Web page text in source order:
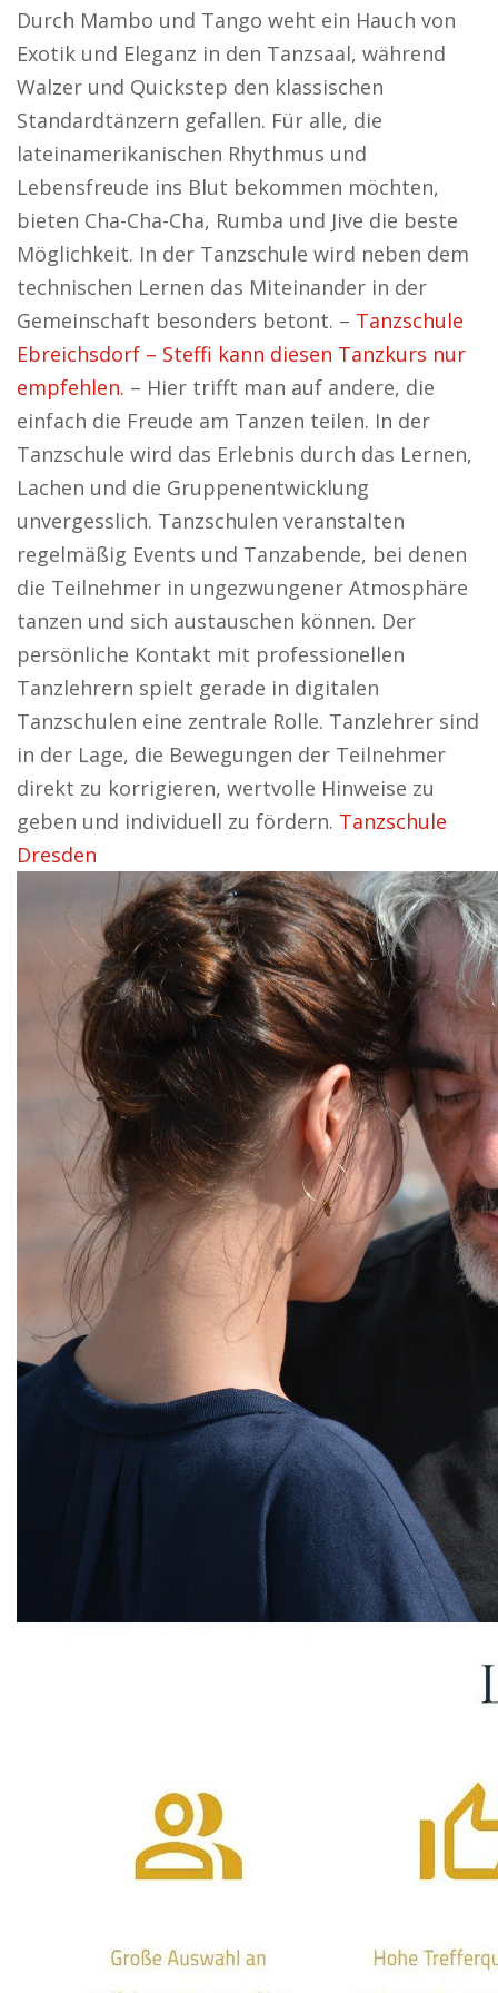
Durch Mambo und Tango weht ein Hauch von
Exotik und Eleganz in den Tanzsaal, während
Walzer und Quickstep den klassischen
Standardtänzern gefallen. Für alle, die
lateinamerikanischen Rhythmus und
Lebensfreude ins Blut bekommen möchten,
bieten Cha-Cha-Cha, Rumba und Jive die beste
Möglichkeit. In der Tanzschule wird neben dem
technischen Lernen das Miteinander in der
Gemeinschaft besonders betont. – Tanzschule
Ebreichsdorf – Steffi kann diesen Tanzkurs nur
empfehlen. – Hier trifft man auf andere, die
einfach die Freude am Tanzen teilen. In der
Tanzschule wird das Erlebnis durch das Lernen,
Lachen und die Gruppenentwicklung
unvergesslich. Tanzschulen veranstalten
regelmäßig Events und Tanzabende, bei denen
die Teilnehmer in ungezwungener Atmosphäre
tanzen und sich austauschen können. Der
persönliche Kontakt mit professionellen
Tanzlehrern spielt gerade in digitalen
Tanzschulen eine zentrale Rolle. Tanzlehrer sind
in der Lage, die Bewegungen der Teilnehmer
direkt zu korrigieren, wertvolle Hinweise zu
geben und individuell zu fördern. Tanzschule
Dresden